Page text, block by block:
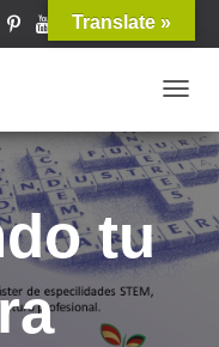
O
G
G
L
E
tu
Translate »